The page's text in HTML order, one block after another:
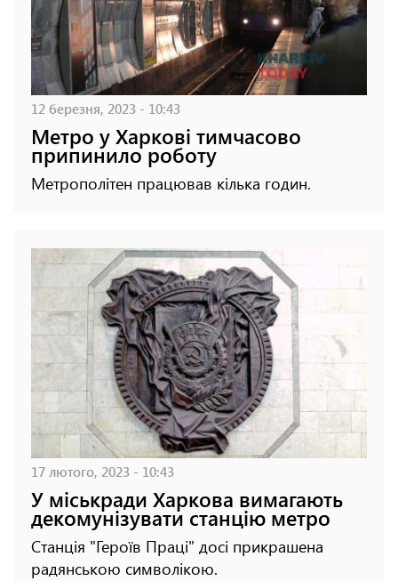
12 березня, 2023 - 10:43
Метро у Харкові тимчасово
припинило роботу
Метрополітен працював кілька годин.
17 лютого, 2023 - 10:43
У міськради Харкова вимагають
декомунізувати станцію метро
Станція "Героїв Праці" досі прикрашена
радянською символікою.